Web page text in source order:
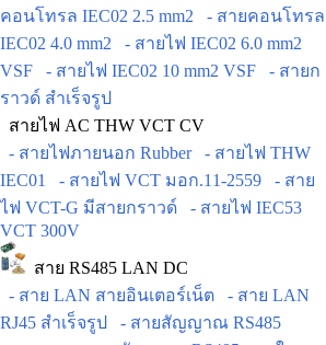
คอนโทรล IEC02 2.5 mm2
- สายคอนโทรล
IEC02 4.0 mm2
- สายไฟ IEC02 6.0 mm2
VSF
- สายไฟ IEC02 10 mm2 VSF
- สายก
ราวด์ สำเร็จรูป
สายไฟ AC THW VCT CV
- สายไฟภายนอก Rubber
- สายไฟ THW
IEC01
- สายไฟ VCT มอก.11-2559
- สาย
ไฟ VCT-G มีสายกราวด์
- สายไฟ IEC53
VCT 300V
สาย RS485 LAN DC
- สาย LAN สายอินเตอร์เน็ต
- สาย LAN
RJ45 สำเร็จรูป
- สายสัญญาณ RS485